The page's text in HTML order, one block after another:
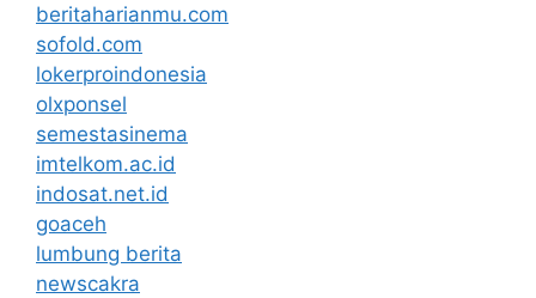
beritaharianmu.com
sofold.com
lokerproindonesia
olxponsel
semestasinema
imtelkom.ac.id
indosat.net.id
goaceh
lumbung berita
newscakra